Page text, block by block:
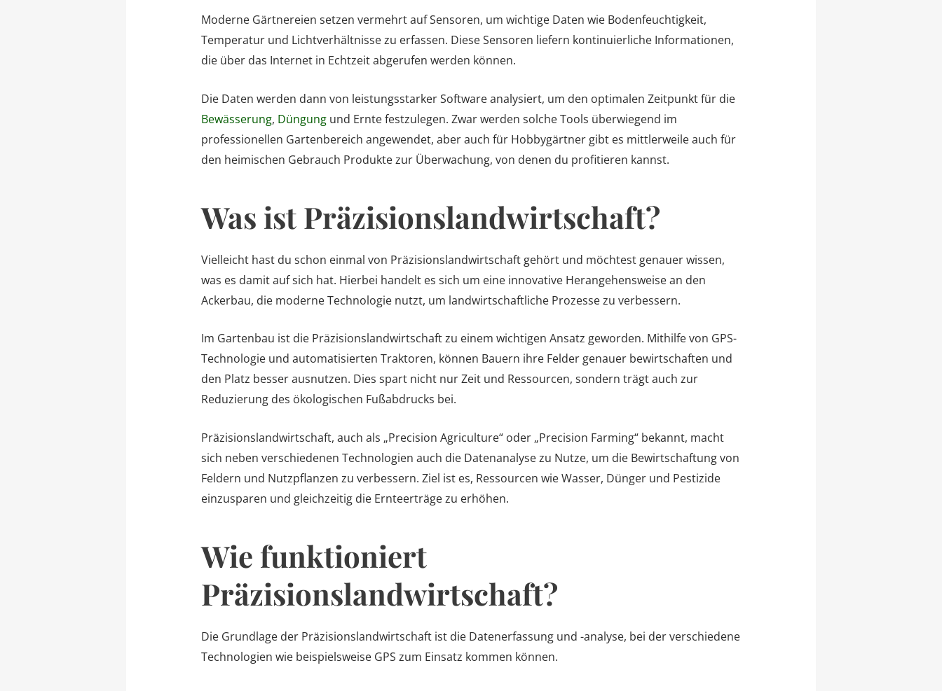
Moderne Gärtnereien setzen vermehrt auf Sensoren, um wichtige Daten wie Bodenfeuchtigkeit,
Temperatur und Lichtverhältnisse zu erfassen. Diese Sensoren liefern kontinuierliche Informationen,
die über das Internet in Echtzeit abgerufen werden können.
Die Daten werden dann von leistungsstarker Software analysiert, um den optimalen Zeitpunkt für die
Bewässerung, Düngungund Ernte festzulegen. Zwar werden solche Tools überwiegend im
professionellen Gartenbereich angewendet, aber auch für Hobbygärtner gibt es mittlerweile auch für
den heimischen Gebrauch Produkte zur Überwachung, von denen du profitieren kannst.
Was ist Präzisionslandwirtschaft?
Vielleicht hast du schon einmal von Präzisionslandwirtschaft gehört und möchtest genauer wissen,
was es damit auf sich hat. Hierbei handelt es sich um eine innovative Herangehensweise an den
Ackerbau, die moderne Technologie nutzt, um landwirtschaftliche Prozesse zu verbessern.
Im Gartenbau ist die Präzisionslandwirtschaft zu einem wichtigen Ansatz geworden. Mithilfe von GPS-
Technologie und automatisierten Traktoren, können Bauern ihre Felder genauer bewirtschaften und
den Platz besser ausnutzen. Dies spart nicht nur Zeit und Ressourcen, sondern trägt auch zur
Reduzierung des ökologischen Fußabdrucks bei.
Präzisionslandwirtschaft, auch als „Precision Agriculture“ oder „Precision Farming“ bekannt, macht
sich neben verschiedenen Technologien auch die Datenanalyse zu Nutze, um die Bewirtschaftung von
Feldern und Nutzpflanzen zu verbessern. Ziel ist es, Ressourcen wie Wasser, Dünger und Pestizide
einzusparen und gleichzeitig die Ernteerträge zu erhöhen.
Wie funktioniert
Präzisionslandwirtschaft?
Die Grundlage der Präzisionslandwirtschaft ist die Datenerfassung und -analyse, bei der verschiedene
Technologien wie beispielsweise GPS zum Einsatz kommen können.